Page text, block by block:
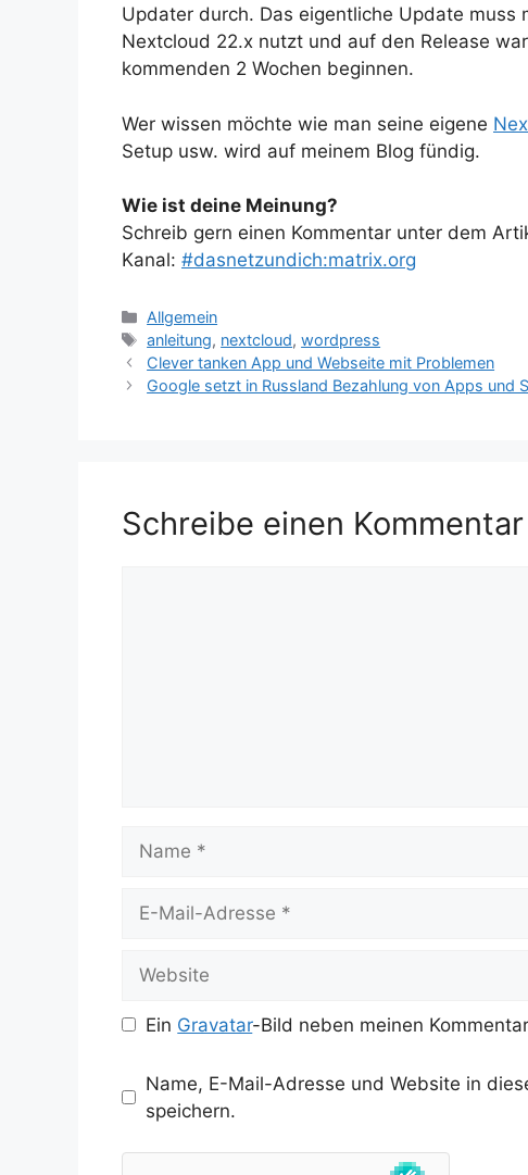
Updater durch. Das eigentliche Update muss
Nextcloud 22.x nutzt und auf den Release
kommenden 2 Wochen beginnen.
Wer wissen möchte wie man seine eigene
Setup usw. wird auf meinem Blog fündig.
Wie ist deine Meinung?
Schreib gern einen Kommentar unter dem
Kanal: #dasnetzundich:matrix.org
Kategorien
Allgemein
Schlagwörter
anleitung, nextcloud,wordpress
Clever tanken App und Webseite mit Problemen
Google setzt in Russland Bezahlung von Apps und
Schreibe einen Kommentar
Name
Website
Ein Gravatar-Bild neben meinen
Name, E-Mail-Adresse und Website in
speichern.